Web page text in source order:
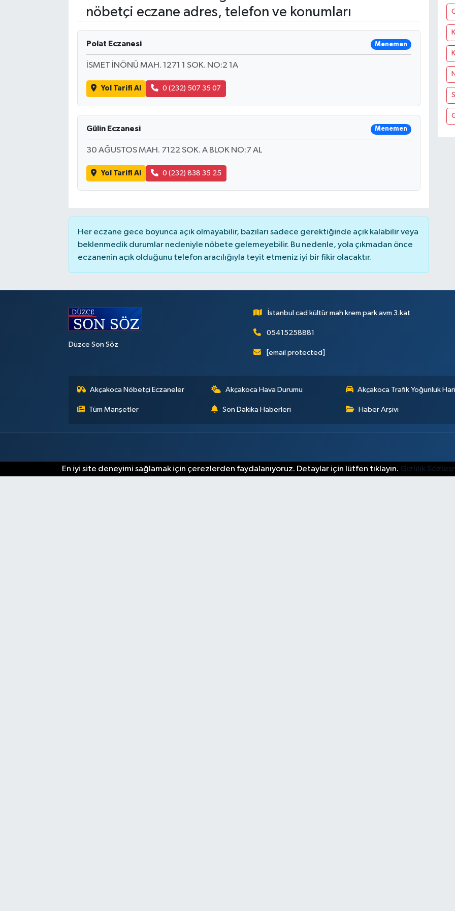
nöbetçi eczane adres, telefon ve konumları
Polat Eczanesi Menemen
İSMET İNÖNÜ MAH. 1271 1 SOK. NO:2 1A
Yol Tarifi Al 0 (232) 507 35 07
Gülin Eczanesi Menemen
30 AĞUSTOS MAH. 7122 SOK. A BLOK NO:7 AL
Yol Tarifi Al 0 (232) 838 35 25
Her eczane gece boyunca açık olmayabilir, bazıları sadece gerektiğinde açık kalabilir veya
beklenmedik durumlar nedeniyle nöbete gelemeyebilir. Bu nedenle, yola çıkmadan önce
eczanenin açık olduğunu telefon aracılığıyla teyit etmeniz iyi bir fikir olacaktır.
Düzce Son Söz
İstanbul cad kültür mah krem park avm 3.kat
05415258881
[email protected]
Akçakoca Nöbetçi Eczaneler Akçakoca Hava Durumu Akçakoca Trafik Yoğunluk
Tüm Manşetler Son Dakika Haberleri Haber Arşivi
En iyi site deneyimi sağlamak için çerezlerden faydalanıyoruz. Detaylar için lütfen tıklayın. Gizlilik